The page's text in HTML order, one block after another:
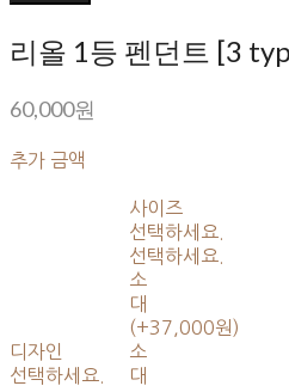
리올 1등 펜던트 [3
60,000원
추가 금액
디자인
선택하세요.
사이즈
선택하세요.
선택하세요.
소
대
(+37,000원)
소
대